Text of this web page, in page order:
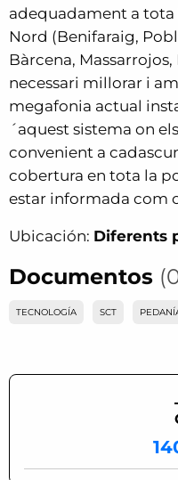
adequadament a tota
Nord (Benifaraig,
Bàrcena,
necessari millorar i
megafonia actual
´aquest sistema on
convenient a
cobertura en tota la
estar informada com
Ubicación: Diferents
Documentos
TECNOLOGÍA SCT